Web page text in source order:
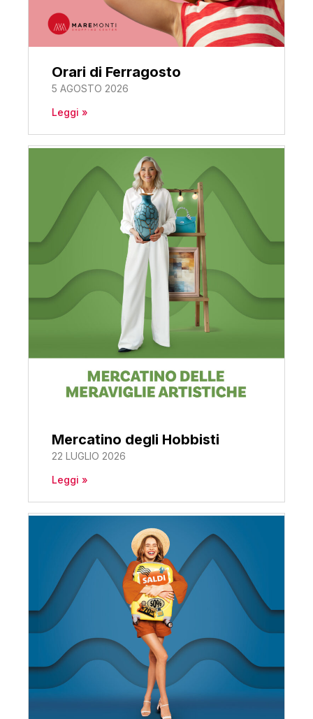
Orari di Ferragosto
5 AGOSTO 2026
Leggi »
Mercatino degli Hobbisti
22 LUGLIO 2026
Leggi »